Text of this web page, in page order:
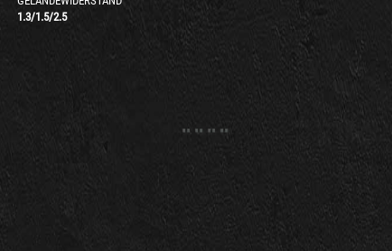
1.3/1.5/2.5